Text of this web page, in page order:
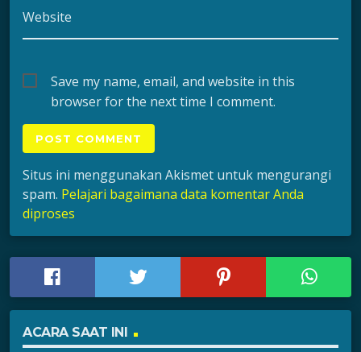
Website
Save my name, email, and website in this
browser for the next time I comment.
Situs ini menggunakan Akismet untuk mengurangi
spam. Pelajari bagaimana data komentar Anda
diproses
ACARA SAAT INI